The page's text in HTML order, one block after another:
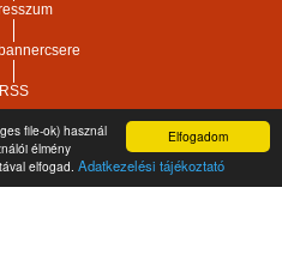
Elfogadom
file-ok) használ
élmény
elfogad. Adatkezelési tájékoztató
RSS
Ingatlan nyilvántartó, ügyviteli és
szoftver